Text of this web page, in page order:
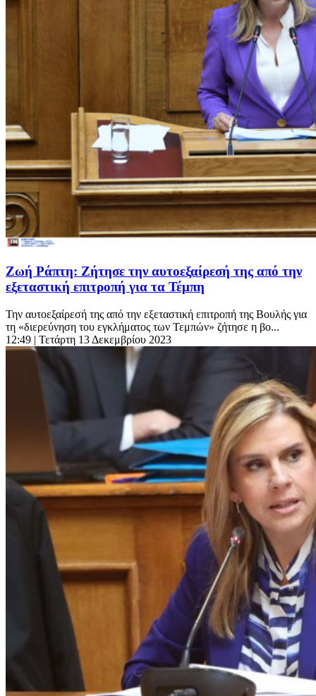
Ζωή Ράπτη: Ζήτησε την αυτοεξαίρεσή της από την
εξεταστική επιτροπή για τα Τέμπη
Την αυτοεξαίρεσή της από την εξεταστική επιτροπή της Βουλής για
τη «διερεύνηση του εγκλήματος των Τεμπών» ζήτησε η βο...
12:49 | Τετάρτη 13 Δεκεμβρίου 2023